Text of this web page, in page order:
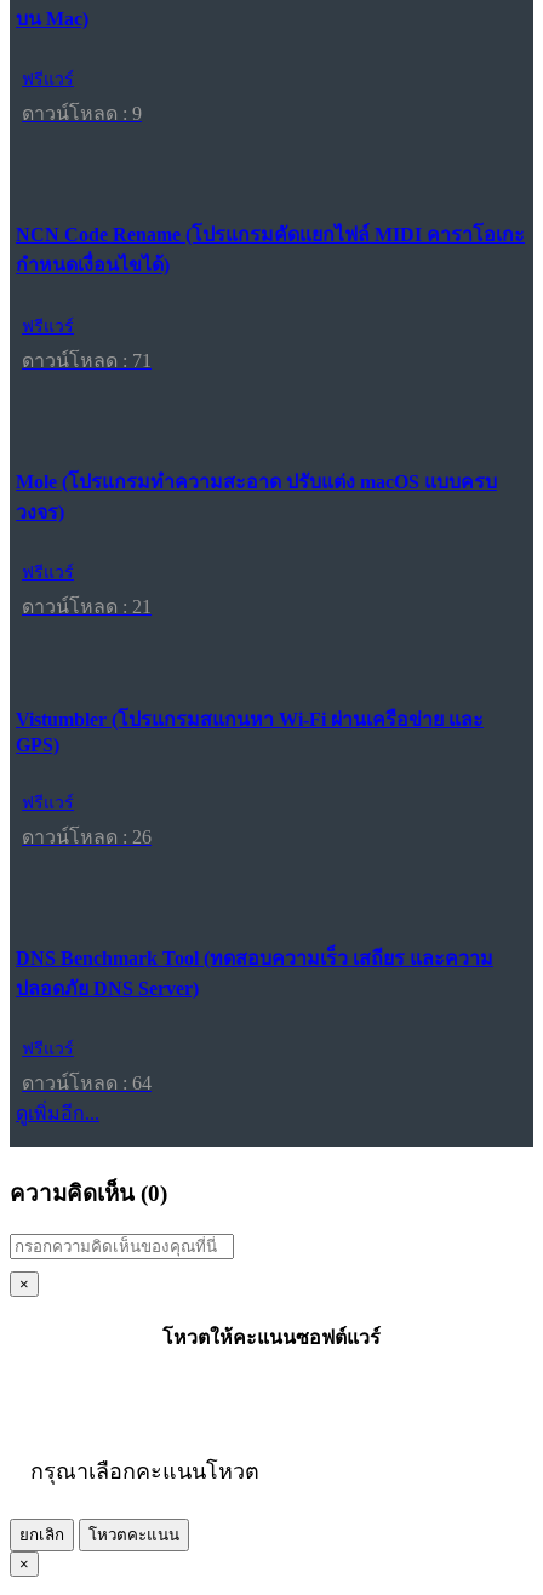
บน Mac)
ฟรีแวร์
ดาวน์โหลด : 9
NCN Code Rename (โปรแกรมคัดแยกไฟล์ MIDI คาราโอเกะ
กำหนดเงื่อนไขได้)
ฟรีแวร์
ดาวน์โหลด : 71
Mole (โปรแกรมทำความสะอาด ปรับแต่ง macOS แบบครบ
วงจร)
ฟรีแวร์
ดาวน์โหลด : 21
Vistumbler (โปรแกรมสแกนหา Wi-Fi ผ่านเครือข่าย และ
GPS)
ฟรีแวร์
ดาวน์โหลด : 26
DNS Benchmark Tool (ทดสอบความเร็ว เสถียร และความ
ปลอดภัย DNS Server)
ฟรีแวร์
ดาวน์โหลด : 64
ดูเพิ่มอีก...
ความคิดเห็น (0)
×
โหวตให้คะแนนซอฟต์แวร์
กรุณาเลือกคะแนนโหวต
ยกเลิก
โหวตคะแนน
×